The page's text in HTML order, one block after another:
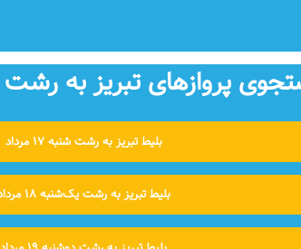
پروازهای تبریز به رشت
بلیط تبریز به رشت شنبه ۱۷ مرداد
بلیط تبریز به رشت یک‌شنبه ۱۸ مرداد